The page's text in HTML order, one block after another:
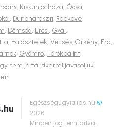
, Kiskunlacháza, Ócsa,
, Dunaharaszti, Ráckeve,
, Dömsöd, Ercsi, Gyál,
, Halásztelek, Vecsés, Örkény, Érd,
, Gyömrő, Törökbálint,
sem jártál sikerrel javasoljuk
Egészségügyiállás.hu©
2026
Minden jog fenntartva.